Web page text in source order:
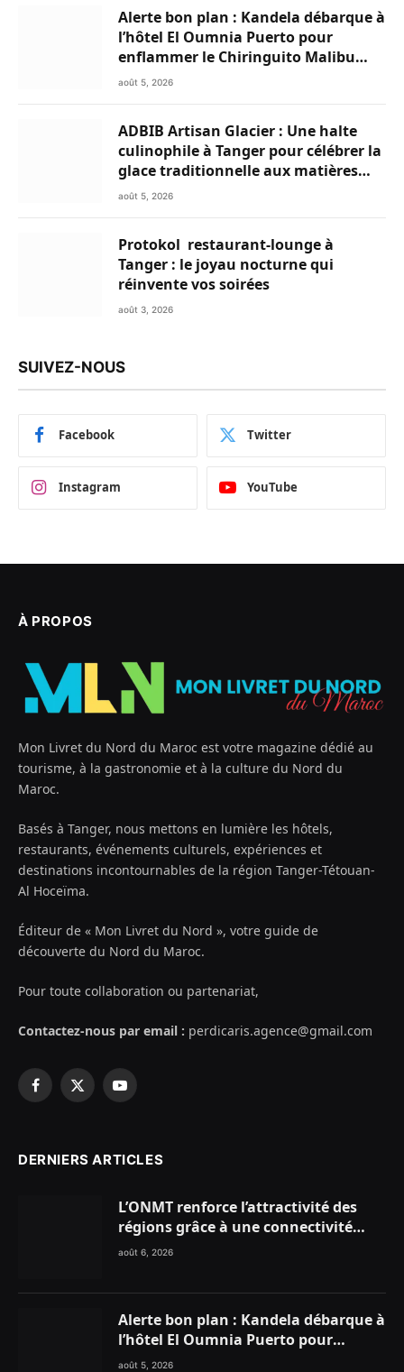
Alerte bon plan : Kandela débarque à
l’hôtel El Oumnia Puerto pour
enflammer le Chiringuito Malibu
Club
août 5, 2026
ADBIB Artisan Glacier : Une halte
culinophile à Tanger pour célébrer la
glace traditionnelle aux matières
premières de choix
août 5, 2026
Protokol restaurant-lounge à
Tanger : le joyau nocturne qui
réinvente vos soirées
août 3, 2026
SUIVEZ-NOUS
Facebook Twitter
Instagram YouTube
À PROPOS
Mon Livret du Nord du Maroc est votre magazine dédié au
tourisme, à la gastronomie et à la culture du Nord du
Maroc.
Basés à Tanger, nous mettons en lumière les hôtels,
restaurants, événements culturels, expériences et
destinations incontournables de la région Tanger-Tétouan-
Al Hoceïma.
Éditeur de « Mon Livret du Nord », votre guide de
découverte du Nord du Maroc.
Pour toute collaboration ou partenariat,
Contactez-nous par email : perdicaris.agence@gmail.com
Facebook
X
YouTube
DERNIERS ARTICLES
L’ONMT renforce l’attractivité des
régions grâce à une connectivité
aérienne historique de Ryanair
août 6, 2026
Alerte bon plan : Kandela débarque à
l’hôtel El Oumnia Puerto pour
enflammer le Chiringuito Malibu
août 5, 2026